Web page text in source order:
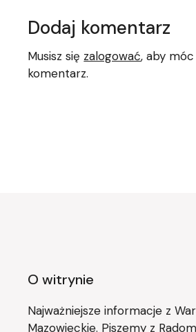
Dodaj komentarz
Musisz się zalogować, aby
komentarz.
O witrynie
Najważniejsze informacje z
Mazowieckie. Piszemy z